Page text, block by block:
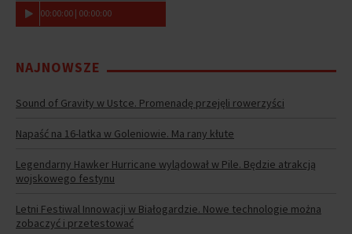
00:00:00 | 00:00:00
NAJNOWSZE
Sound of Gravity w Ustce. Promenadę przejęli rowerzyści
Napaść na 16-latka w Goleniowie. Ma rany kłute
Legendarny Hawker Hurricane wylądował w Pile. Będzie atrakcją
wojskowego festynu
Letni Festiwal Innowacji w Białogardzie. Nowe technologie można
zobaczyć i przetestować